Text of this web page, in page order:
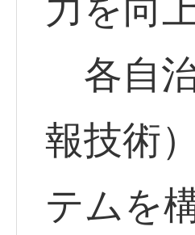
力を向
各自
報技術
テムを